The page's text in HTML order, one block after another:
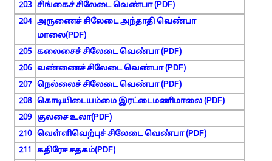
203 சிங்கைச் சிலேடை வெண்பா (PDF)
204 அருணைச் சிலேடை அந்தாதி வெண்பா
மாலை(PDF)
205 கலைசைச் சிலேடை வெண்பா (PDF)
206 வண்ணைச் சிலேடை வெண்பா (PDF)
207 நெல்லைச் சிலேடை வெண்பா (PDF)
208 கொடியிடையம்மை இரட்டைமணிமாலை (PDF)
209
குலசை உலா(PDF)
210 வெள்ளிவெற்புச் சிலேடை வெண்பா (PDF)
211
கதிரேச சதகம்(PDF)